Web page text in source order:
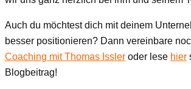
Auch du möchtest dich mit deinem
besser positionieren? Dann vereinbare
Coaching mit Thomas Issler oder lese hier
Blogbeitrag!